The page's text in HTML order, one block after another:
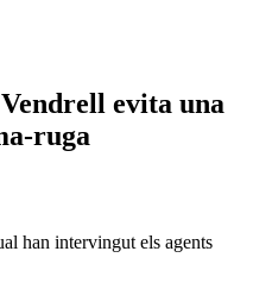
evita una
ruga
han intervingut els agents